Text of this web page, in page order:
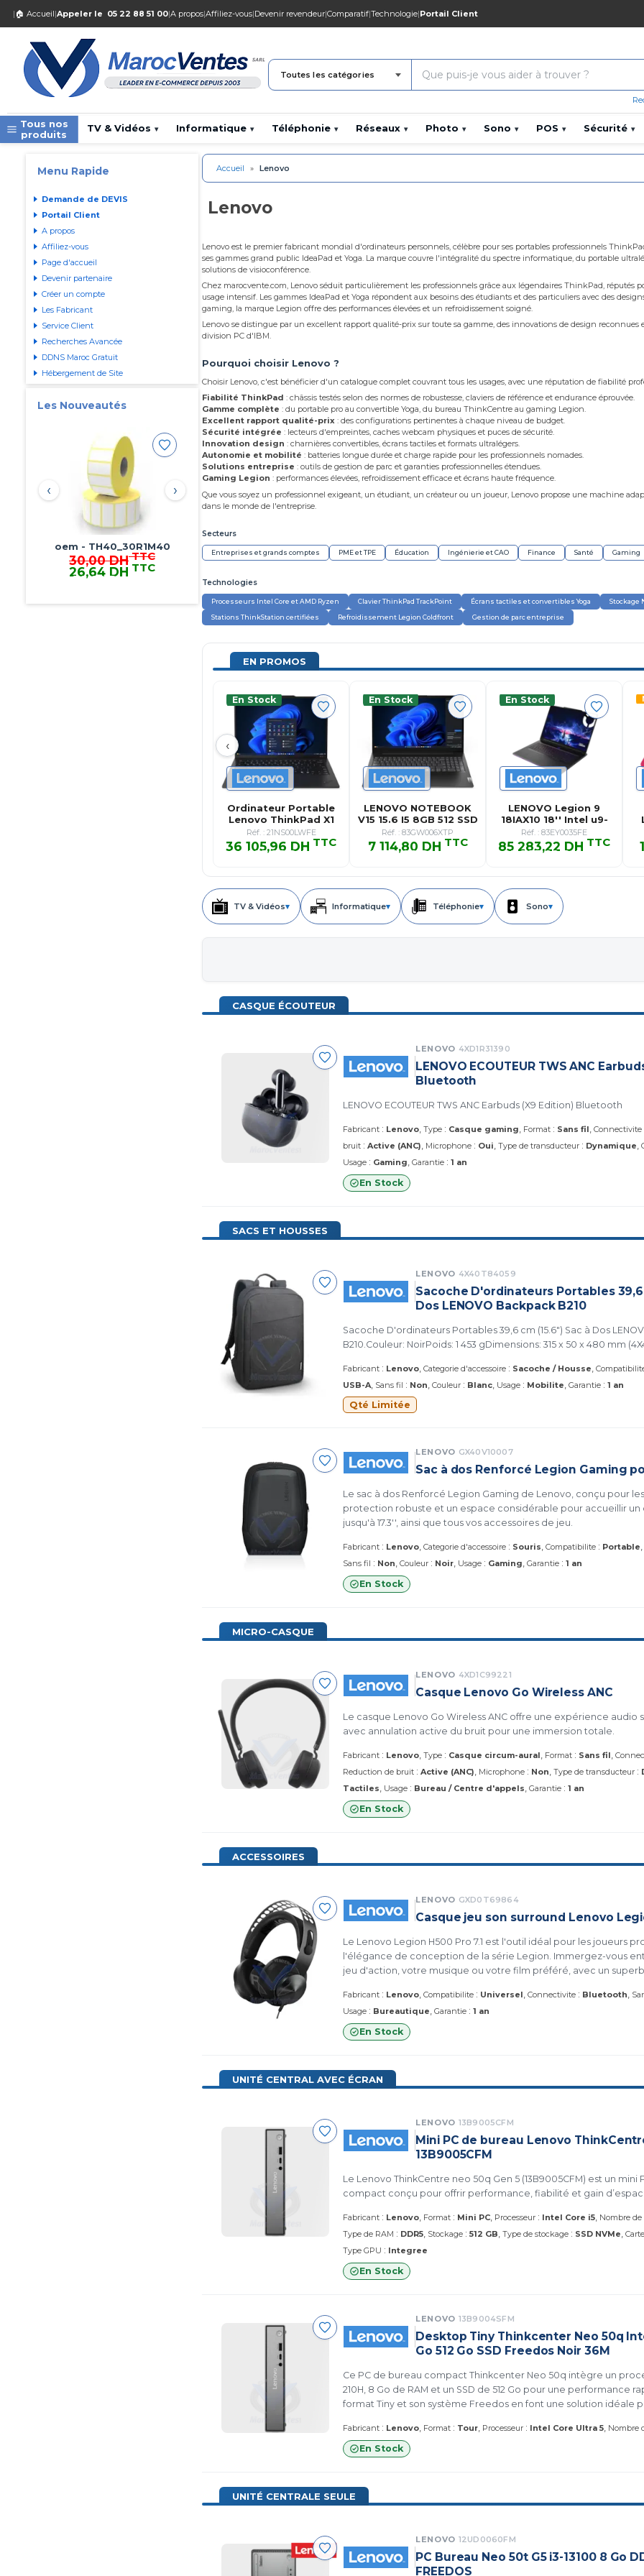
| 🏠 Accueil|Appeler le 05 22 88 51 00|A propos|Affiliez-vous|Devenir revendeur|Comparatif|Technologie|Portail Client
Toutes les catégories
Tous nos
produits
TV & Vidéos ▾ Informatique ▾ Téléphonie ▾ Réseaux ▾ Photo ▾ Sono ▾ POS ▾ Sécurité ▾
Menu Rapide
Demande de DEVIS
Portail Client
A propos
Affiliez-vous
Page d'accueil
Devenir partenaire
Créer un compte
Les Fabricant
Service Client
Recherches Avancée
DDNS Maroc Gratuit
Hébergement de Site
Les Nouveautés
Fanvil - V60P
552,00 DHTTC
475,20 DH TTC
475,20 DH TTC
‹ ›
Accueil » Lenovo
Lenovo
Lenovo est le premier fabricant mondial d'ordinateurs personnels, célèbre pour ses portables professionnels
ses gammes grand public IdeaPad et Yoga. La marque couvre l'intégralité du spectre informatique, du portable
solutions de visioconférence.
Chez marocvente.com, Lenovo séduit particulièrement les professionnels grâce aux légendaires ThinkPad, réputés
usage intensif. Les gammes IdeaPad et Yoga répondent aux besoins des étudiants et des particuliers avec des
gaming, la marque Legion offre des performances élevées et un refroidissement soigné.
Lenovo se distingue par un excellent rapport qualité-prix sur toute sa gamme, des innovations de design
division PC d'IBM.
Pourquoi choisir Lenovo ?
Choisir Lenovo, c'est bénéficier d'un catalogue complet couvrant tous les usages, avec une réputation de fiabilité
Fiabilité ThinkPad : châssis testés selon des normes de robustesse, claviers de référence et endurance éprouvée.
Gamme complète : du portable pro au convertible Yoga, du bureau ThinkCentre au gaming Legion.
Excellent rapport qualité-prix : des configurations pertinentes à chaque niveau de budget.
Sécurité intégrée : lecteurs d'empreintes, caches webcam physiques et puces de sécurité.
Innovation design : charnières convertibles, écrans tactiles et formats ultralégers.
Autonomie et mobilité : batteries longue durée et charge rapide pour les professionnels nomades.
Solutions entreprise : outils de gestion de parc et garanties professionnelles étendues.
Gaming Legion : performances élevées, refroidissement efficace et écrans haute fréquence.
Que vous soyez un professionnel exigeant, un étudiant, un créateur ou un joueur, Lenovo propose une machine
dans le monde de l'entreprise.
Secteurs
Entreprises et grands comptes PME et TPE Éducation Ingénierie et CAO Finance Santé Gaming
Technologies
Processeurs Intel Core et AMD Ryzen Clavier ThinkPad TrackPoint Écrans tactiles et convertibles Yoga
Stockage
Stations ThinkStation certifiées
Refroidissement Legion Coldfront Gestion de parc entreprise
EN PROMOS
‹
En Stock
Ordinateur Portable
Lenovo ThinkPad X1
Carbo…
Réf. : 21NS00LWFE
36 105,96 DH TTC
36 105,96 DH TTC
En Stock
LENOVO NOTEBOOK
V15 15.6 I5 8GB 512 SSD
Dos …
Réf. : 83GW006XTP
7 114,80 DH TTC
7 114,80 DH TTC
En Stock
LENOVO Legion 9
18IAX10 18'' Intel u9-
275HX …
Réf. : 83EY0035FE
85 283,22 DH TTC
85 283,22 DH TTC
TV & Vidéos▾ Informatique▾ Téléphonie▾ Sono▾
CASQUE ÉCOUTEUR
LENOVO 4XD1R31390
LENOVO ECOUTEUR TWS ANC
Bluetooth
LENOVO ECOUTEUR TWS ANC Earbuds (X9 Edition) Bluetooth
Fabricant : Lenovo Type : Casque gaming Format : Sans fil Connectivite
bruit : Active (ANC) Microphone : Oui Type de transducteur : Dynamique
Usage : Gaming Garantie : 1 an
En Stock
SACS ET HOUSSES
LENOVO 4X40T84059
Sacoche D'ordinateurs Portables 39,6
Dos LENOVO Backpack B210
Sacoche D'ordinateurs Portables 39,6 cm (15.6") Sac à Dos
B210.Couleur:
Fabricant : Lenovo Categorie d'accessoire : Sacoche / Housse
USB-A Sans fil : Non Couleur : Blanc Usage : Mobilite Garantie : 1 an
Qté Limitée
LENOVO GX40V10007
Sac à dos Renforcé Legion Gaming
Le sac à dos Renforcé Legion Gaming de Lenovo, conçu pour
protection robuste et un espace considérable pour accueillir
jusqu'à 17.3'', ainsi que tous vos accessoires de jeu.
Fabricant : Lenovo Categorie d'accessoire : Souris Compatibilite : Portable
Sans fil : Non Couleur : Noir Usage : Gaming Garantie : 1 an
En Stock
MICRO-CASQUE
LENOVO 4XD1C99221
Casque Lenovo Go Wireless ANC
Le casque Lenovo Go Wireless ANC offre une expérience audio
avec annulation active du bruit pour une immersion totale.
Fabricant : Lenovo Type : Casque circum-aural Format : Sans fil
Reduction de bruit : Active (ANC) Microphone : Non Type de transducteur :
Tactiles Usage : Bureau / Centre d'appels Garantie : 1 an
En Stock
ACCESSOIRES
LENOVO GXD0T69864
Casque jeu son surround Lenovo
Le Lenovo Legion H500 Pro 7.1 est l'outil idéal pour les joueurs
l'élégance de conception de la série Legion. Immergez-vous
jeu d'action, votre musique ou votre film préféré, avec un
Fabricant : Lenovo Compatibilite : Universel Connectivite : Bluetooth
Usage : Bureautique Garantie : 1 an
En Stock
UNITÉ CENTRAL AVEC ÉCRAN
LENOVO 13B9005CFM
Mini PC de bureau Lenovo
13B9005CFM
Le Lenovo ThinkCentre neo 50q Gen 5 (13B9005CFM) est un mini
compact conçu pour offrir performance, fiabilité et gain
Fabricant : Lenovo Format : Mini PC Processeur : Intel Core i5 Nombre de
Type de RAM : DDR5 Stockage : 512 GB Type de stockage : SSD NVMe
Type GPU : Integree
En Stock
LENOVO 13B9004SFM
Desktop Tiny Thinkcenter Neo 50q
Go 512 Go SSD Freedos Noir 36M
Ce PC de bureau compact Thinkcenter Neo 50q intègre un
210H, 8 Go de RAM et un SSD de 512 Go pour une performance
format Tiny et son système Freedos en font une solution idéale
Fabricant : Lenovo Format : Tour Processeur : Intel Core Ultra 5 Nombre
En Stock
UNITÉ CENTRALE SEULE
LENOVO 12UD0060FM
PC Bureau Neo 50t G5 i3-13100 8 Go
FREEDOS